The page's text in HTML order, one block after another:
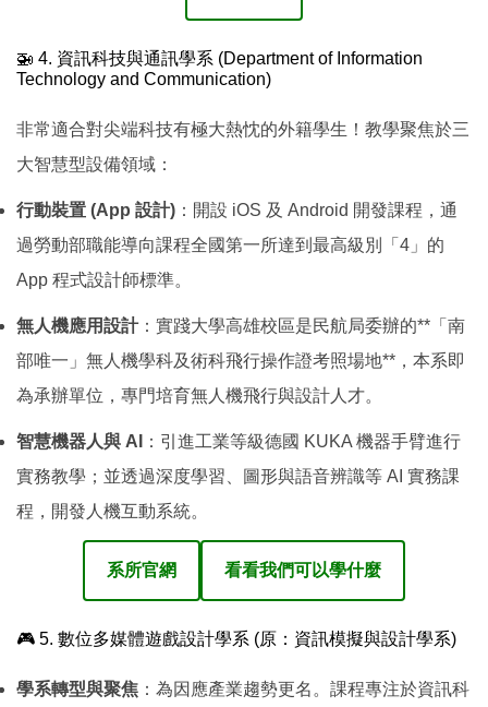
🚁 4. 資訊科技與通訊學系 (Department of Information
Technology and Communication)
非常適合對尖端科技有極大熱忱的外籍學生！教學聚焦於三
大智慧型設備領域：
行動裝置 (App 設計) ：開設 iOS 及 Android 開發課程，通
過勞動部職能導向課程全國第一所達到最高級別「4」的
App 程式設計師標準。
無人機應用設計：實踐大學高雄校區是民航局委辦的**「南
部唯一」無人機學科及術科飛行操作證考照場地**，本系即
為承辦單位，專門培育無人機飛行與設計人才。
智慧機器人與 AI
：引進工業等級德國 KUKA 機器手臂進行
實務教學；並透過深度學習、圖形與語音辨識等 AI 實務課
程，開發人機互動系統。
系所官網 看看我們可以學什麼
🎮 5. 數位多媒體遊戲設計學系 (原：資訊模擬與設計學系)
學系轉型與聚焦 ：為因應產業趨勢更名。課程專注於資訊科